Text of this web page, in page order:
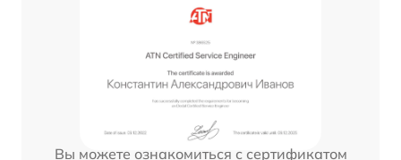
Вы можете ознакомиться с сертификатом